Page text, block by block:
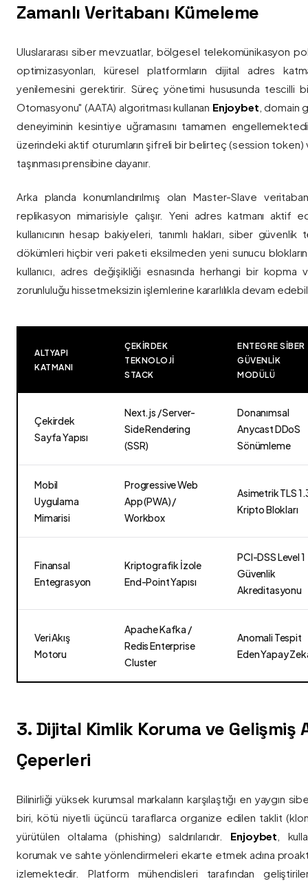
Zamanlı Veritabanı Kümeleme
Uluslararası siber mevzuatlar, bölgesel telekomünikasyon
optimizasyonları, küresel platformların dijital adres
yenilemesini gerektirir. Süreç yönetimi hususunda tescilli
Otomasyonu" (AATA) algoritması kullanan Enjoybet , domain
deneyiminin kesintiye uğramasını tamamen
üzerindeki aktif oturumların şifreli bir belirteç (session token)
taşınması prensibine dayanır.
Arka planda konumlandırılmış olan Master-Slave
replikasyon mimarisiyle çalışır. Yeni adres katmanı aktif
kullanıcının hesap bakiyeleri, tanımlı hakları, siber
dökümleri hiçbir veri paketi eksilmeden yeni sunucu
kullanıcı, adres değişikliği esnasında herhangi bir
zorunluluğu hissetmeksizin işlemlerine kararlılıkla devam
ALTYAPI
KATMANI
ÇEKIRDEK
TEKNOLOJI
STACK
ENTEGRE SIBER
GÜVENLIK
MODÜLÜ
Çekirdek
Sayfa Yapısı
Next.js / Server-
Side Rendering
(SSR)
Donanımsal
Anycast DDoS
Sönümleme
Mobil
Uygulama
Mimarisi
Progressive Web
App (PWA) /
Workbox
Asimetrik TLS
Kripto Blokları
Finansal
Entegrasyon
Kriptografik İzole
End-Point Yapısı
PCI-DSS Level 1
Güvenlik
Akreditasyonu
Veri Akış
Motoru
Apache Kafka /
Redis Enterprise
Cluster
Anomali Tespit
Eden Yapay
3. Dijital Kimlik Koruma ve Gelişmiş
Çeperleri
Bilinirliği yüksek kurumsal markaların karşılaştığı en yaygın
biri, kötü niyetli üçüncü taraflarca organize edilen taklit
yürütülen oltalama (phishing) saldırılarıdır. Enjoybet ,
korumak ve sahte yönlendirmeleri ekarte etmek adına
izlemektedir. Platform mühendisleri tarafından